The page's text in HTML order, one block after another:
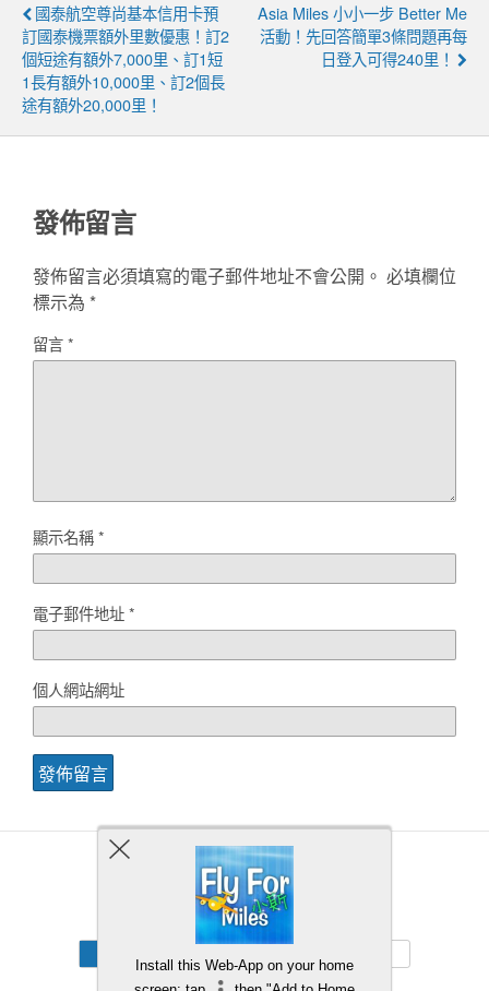
國泰航空尊尚基本信用卡預
訂國泰機票額外里數優惠！訂2
個短途有額外7,000里、訂1短
1長有額外10,000里、訂2個長
途有額外20,000里！
Asia Miles 小小一步 Better Me
活動！先回答簡單3條問題再每
日登入可得240里！
發佈留言
發佈留言必須填寫的電子郵件地址不會公開。 必填欄位
標示為 *
留言*
顯示名稱*
電子郵件地址*
個人網站網址
Back to top
Install this Web-App on your home